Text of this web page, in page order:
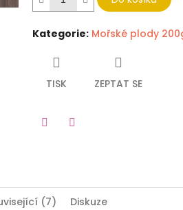
Kategorie: Mořské plody
TISK ZEPTAT SE
(7) Diskuze